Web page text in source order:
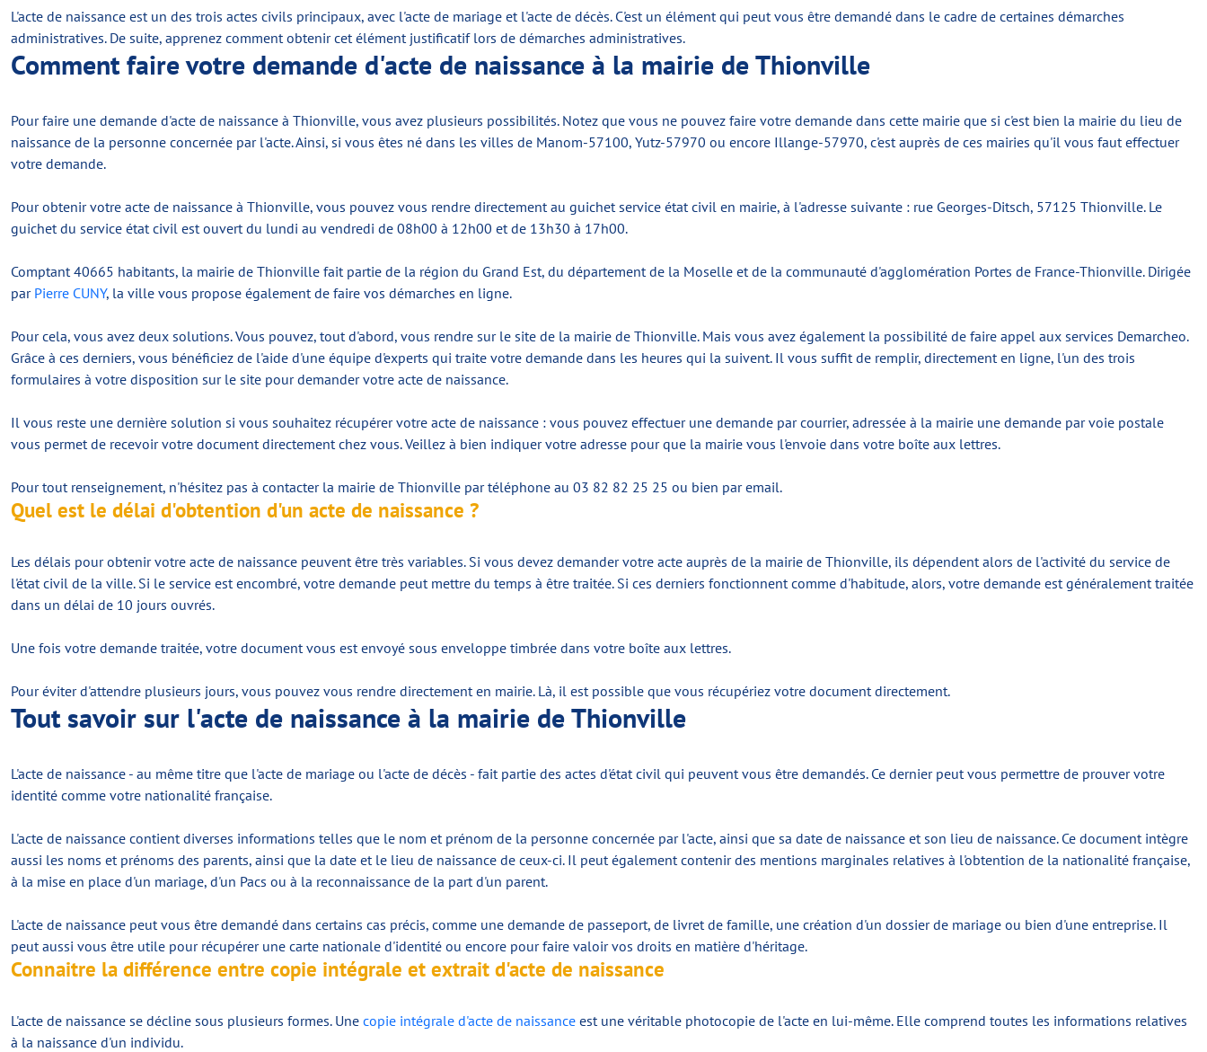
L'acte de naissance est un des trois actes civils principaux, avec l'acte de mariage et l'acte de décès. C'est un élément qui peut vous être demandé dans le cadre de certaines démarches
administratives. De suite, apprenez comment obtenir cet élément justificatif lors de démarches administratives.
Comment faire votre demande d'acte de naissance à la mairie de Thionville
Pour faire une demande d'acte de naissance à Thionville, vous avez plusieurs possibilités. Notez que vous ne pouvez faire votre demande dans cette mairie que si c'est bien la mairie du lieu de
naissance de la personne concernée par l'acte. Ainsi, si vous êtes né dans les villes de Manom-57100, Yutz-57970 ou encore Illange-57970, c'est auprès de ces mairies qu'il vous faut effectuer
votre demande.
Pour obtenir votre acte de naissance à Thionville, vous pouvez vous rendre directement au guichet service état civil en mairie, à l'adresse suivante : rue Georges-Ditsch, 57125 Thionville. Le
guichet du service état civil est ouvert du lundi au vendredi de 08h00 à 12h00 et de 13h30 à 17h00.
Comptant 40665 habitants, la mairie de Thionville fait partie de la région du Grand Est, du département de la Moselle et de la communauté d'agglomération Portes de France-Thionville. Dirigée
par Pierre CUNY, la ville vous propose également de faire vos démarches en ligne.
Pour cela, vous avez deux solutions. Vous pouvez, tout d'abord, vous rendre sur le site de la mairie de Thionville. Mais vous avez également la possibilité de faire appel aux services Demarcheo.
Grâce à ces derniers, vous bénéficiez de l'aide d'une équipe d'experts qui traite votre demande dans les heures qui la suivent. Il vous suffit de remplir, directement en ligne, l'un des trois
formulaires à votre disposition sur le site pour demander votre acte de naissance.
Il vous reste une dernière solution si vous souhaitez récupérer votre acte de naissance : vous pouvez effectuer une demande par courrier, adressée à la mairie une demande par voie postale
vous permet de recevoir votre document directement chez vous. Veillez à bien indiquer votre adresse pour que la mairie vous l'envoie dans votre boîte aux lettres.
Pour tout renseignement, n'hésitez pas à contacter la mairie de Thionville par téléphone au 03 82 82 25 25 ou bien par email.
Quel est le délai d'obtention d'un acte de naissance ?
Les délais pour obtenir votre acte de naissance peuvent être très variables. Si vous devez demander votre acte auprès de la mairie de Thionville, ils dépendent alors de l'activité du service de
l'état civil de la ville. Si le service est encombré, votre demande peut mettre du temps à être traitée. Si ces derniers fonctionnent comme d'habitude, alors, votre demande est généralement traitée
dans un délai de 10 jours ouvrés.
Une fois votre demande traitée, votre document vous est envoyé sous enveloppe timbrée dans votre boîte aux lettres.
Pour éviter d'attendre plusieurs jours, vous pouvez vous rendre directement en mairie. Là, il est possible que vous récupériez votre document directement.
Tout savoir sur l'acte de naissance à la mairie de Thionville
L'acte de naissance - au même titre que l'acte de mariage ou l'acte de décès - fait partie des actes d'état civil qui peuvent vous être demandés. Ce dernier peut vous permettre de prouver votre
identité comme votre nationalité française.
L'acte de naissance contient diverses informations telles que le nom et prénom de la personne concernée par l'acte, ainsi que sa date de naissance et son lieu de naissance. Ce document intègre
aussi les noms et prénoms des parents, ainsi que la date et le lieu de naissance de ceux-ci. Il peut également contenir des mentions marginales relatives à l'obtention de la nationalité française,
à la mise en place d'un mariage, d'un Pacs ou à la reconnaissance de la part d'un parent.
L'acte de naissance peut vous être demandé dans certains cas précis, comme une demande de passeport, de livret de famille, une création d'un dossier de mariage ou bien d'une entreprise. Il
peut aussi vous être utile pour récupérer une carte nationale d'identité ou encore pour faire valoir vos droits en matière d'héritage.
Connaitre la différence entre copie intégrale et extrait d'acte de naissance
L'acte de naissance se décline sous plusieurs formes. Une copie intégrale d'acte de naissance est une véritable photocopie de l'acte en lui-même. Elle comprend toutes les informations relatives
à la naissance d'un individu.